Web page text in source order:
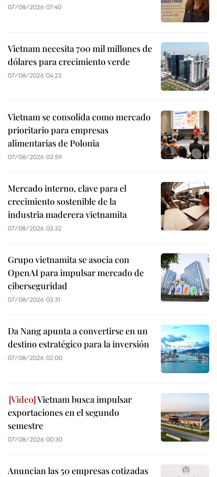
07/08/2026 07:40
Vietnam necesita 700 mil millones de
dólares para crecimiento verde
07/08/2026 04:23
Vietnam se consolida como mercado
prioritario para empresas
alimentarias de Polonia
07/08/2026 03:59
Mercado interno, clave para el
crecimiento sostenible de la
industria maderera vietnamita
07/08/2026 03:32
Grupo vietnamita se asocia con
OpenAI para impulsar mercado de
ciberseguridad
07/08/2026 03:31
Da Nang apunta a convertirse en un
destino estratégico para la inversión
07/08/2026 02:00
Vietnam busca impulsar
exportaciones en el segundo
semestre
07/08/2026 00:30
Anuncian las 50 empresas cotizadas